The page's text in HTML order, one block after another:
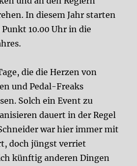
In diesem Jahr starten
10.00 Uhr in die
die die Herzen von
und Pedal-Freaks
Solch ein Event zu
dauert in der Regel
war hier immer mit
doch jüngst verriet
künftig anderen Dingen